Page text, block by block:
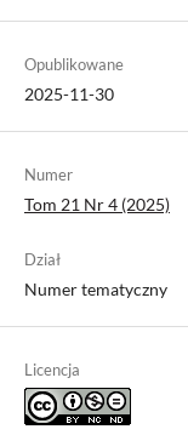
Opublikowane
2025-11-30
Numer
Tom 21 Nr 4 (2025)
Dział
Numer tematyczny
Licencja